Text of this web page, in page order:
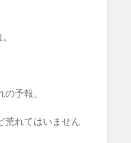
予報。
荒れてはいません